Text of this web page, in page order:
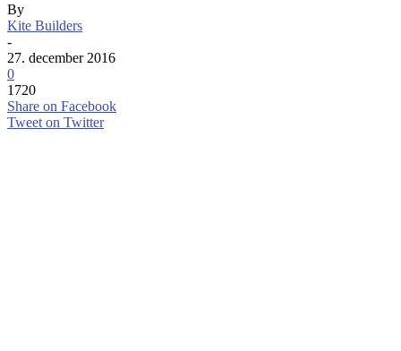
By
Kite Builders
-
27. december 2016
0
1720
Share on Facebook
Tweet on Twitter